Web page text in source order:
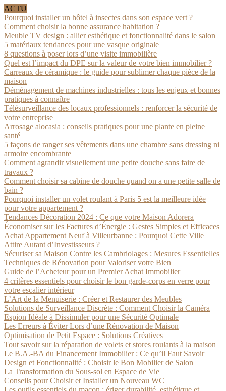
ACTU
Pourquoi installer un hôtel à insectes dans son espace vert ?
Comment choisir la bonne assurance habitation ?
Meuble TV design : allier esthétique et fonctionnalité dans le salon
5 matériaux tendances pour une vasque originale
8 questions à poser lors d’une visite immobilière
Quel est l’impact du DPE sur la valeur de votre bien immobilier ?
Carreaux de céramique : le guide pour sublimer chaque pièce de la
maison
Déménagement de machines industrielles : tous les enjeux et bonnes
pratiques à connaître
Télésurveillance des locaux professionnels : renforcer la sécurité de
votre entreprise
Arrosage alocasia : conseils pratiques pour une plante en pleine
santé
5 façons de ranger ses vêtements dans une chambre sans dressing ni
armoire encombrante
Comment agrandir visuellement une petite douche sans faire de
travaux ?
Comment choisir sa cabine de douche quand on a une petite salle de
bain ?
Pourquoi installer un volet roulant à Paris 5 est la meilleure idée
pour votre appartement ?
Tendances Décoration 2024 : Ce que votre Maison Adorera
Économiser sur les Factures d’Énergie : Gestes Simples et Efficaces
Achat Appartement Neuf à Villeurbanne : Pourquoi Cette Ville
Attire Autant d’Investisseurs ?
Sécuriser sa Maison Contre les Cambriolages : Mesures Essentielles
Techniques de Rénovation pour Valoriser votre Bien
Guide de l’Acheteur pour un Premier Achat Immobilier
4 critères essentiels pour choisir le bon garde-corps en verre pour
votre escalier intérieur
L’Art de la Menuiserie : Créer et Restaurer des Meubles
Solutions de Surveillance Discrète : Comment Choisir la Caméra
Espion Idéale à Dissimuler pour une Sécurité Optimale
Les Erreurs à Éviter Lors d’une Rénovation de Maison
Optimisation de Petit Espace : Solutions Créatives
Tout savoir sur la réparation de volets et stores roulants à la maison
Le B.A.-BA du Financement Immobilier : Ce qu’il Faut Savoir
Design et Fonctionnalité : Choisir le Bon Mobilier de Salon
La Transformation du Sous-sol en Espace de Vie
Conseils pour Choisir et Installer un Nouveau WC